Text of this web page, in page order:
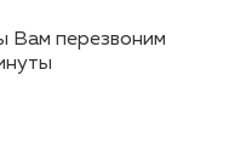
Вам перезвоним